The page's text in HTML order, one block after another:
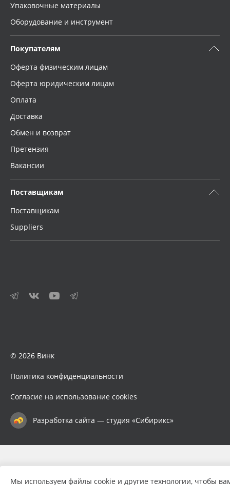
Упаковочные материалы
Оборудование и инструмент
Покупателям
Оферта физическим лицам
Оферта юридическим лицам
Оплата
Доставка
Обмен и возврат
Претензия
Вакансии
Поставщикам
Поставщикам
Suppliers
© 2026 Винк
Политика конфиденциальности
Согласие на использование cookies
Разработка сайта — студия «Сибирикс»
Мы используем файлы cookie и другие технологии, чтобы